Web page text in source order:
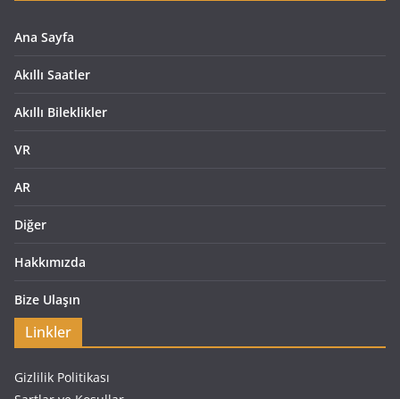
Ana Sayfa
Akıllı Saatler
Akıllı Bileklikler
VR
AR
Diğer
Hakkımızda
Bize Ulaşın
Linkler
Gizlilik Politikası